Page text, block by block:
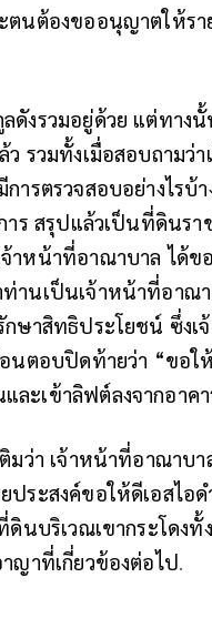
ตนต้องขออนุญาตให้ร
ดังรวมอยู่ด้วย แต่ทาง
รวมทั้งเมื่อสอบถามว่
ารตรวจสอบอย่างไรบ้
ร สรุปแล้วเป็นที่ดินร
าหน้าที่อาณาบาล ได้
านเป็นเจ้าหน้าที่อาณ
กษาสิทธิประโยชน์ ซึ่ง
นตอบปิดท้ายว่า “ขอใ
ะเข้าลิฟต์ลงจากอาคา
มว่า เจ้าหน้าที่อาณาบ
ระสงค์ขอให้ดีเอสไอ
นบริเวณเขากระโดง
ญาที่เกี่ยวข้องต่อไป.